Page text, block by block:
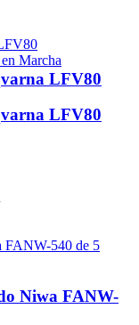
LFV80
LFV80
Niwa FANW-